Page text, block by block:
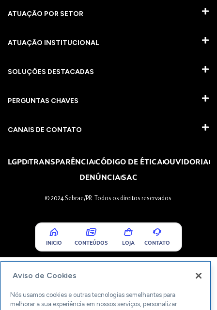
ATUAÇÃO POR SETOR
ATUAÇÃO INSTITUCIONAL
SOLUÇÕES DESTACADAS
PERGUNTAS CHAVES​
CANAIS DE CONTATO
LGPDTRANSPARÊNCIACÓDIGO DE ÉTICAOUVIDORIA
DENÚNCIASAC
© 2024 Sebrae/PR. Todos os direitos reservados.
INICIO CONTEÚDOS LOJA CONTATO
Aviso de Cookies
Nós usamos cookies e outras tecnologias semelhantes para
melhorar a sua experiência em nossos serviços, personalizar